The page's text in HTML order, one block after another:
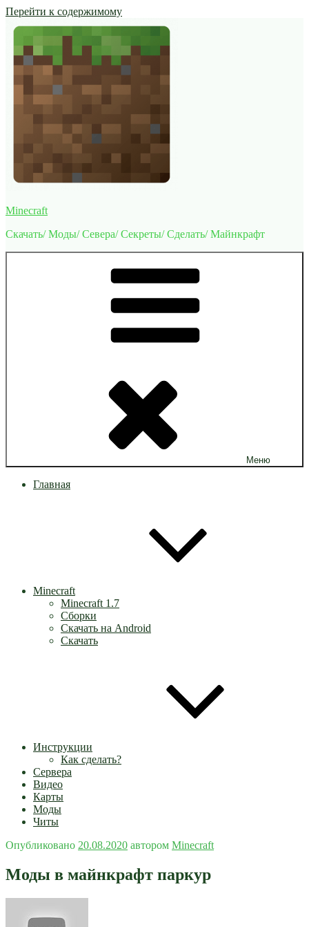
Перейти к содержимому
Minecraft
Скачать/ Моды/ Севера/ Секреты/ Сделать/ Майнкрафт
Меню
Главная
Minecraft
Minecraft 1.7
Сборки
Скачать на Android
Скачать
Инструкции
Как сделать?
Сервера
Видео
Карты
Моды
Читы
Опубликовано 20.08.2020 автором Minecraft
Моды в майнкрафт паркур